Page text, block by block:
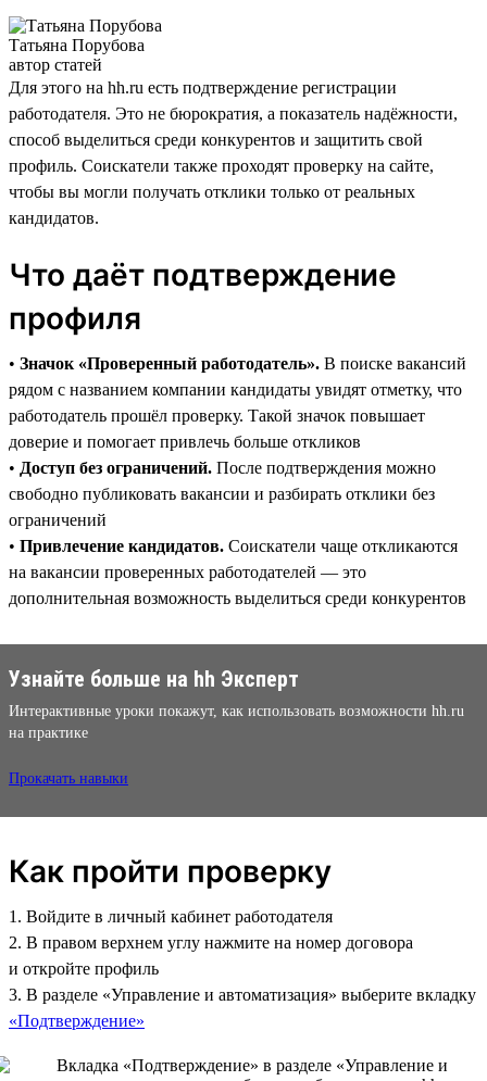
Татьяна Порубова
автор статей
Для этого на hh.ru есть подтверждение регистрации
работодателя. Это не бюрократия, а показатель надёжности,
способ выделиться среди конкурентов и защитить свой
профиль. Соискатели также проходят проверку на сайте,
чтобы вы могли получать отклики только от реальных
кандидатов.
Что даёт подтверждение
профиля
• Значок «Проверенный работодатель». В поиске вакансий
рядом с названием компании кандидаты увидят отметку, что
работодатель прошёл проверку. Такой значок повышает
доверие и помогает привлечь больше откликов
• Доступ без ограничений. После подтверждения можно
свободно публиковать вакансии и разбирать отклики без
ограничений
• Привлечение кандидатов. Соискатели чаще откликаются
на вакансии проверенных работодателей — это
дополнительная возможность выделиться среди конкурентов
Узнайте больше на hh Эксперт
Интерактивные уроки покажут, как использовать возможности hh.ru
на практике
Прокачать навыки
Как пройти проверку
1. Войдите в личный кабинет работодателя
2. В правом верхнем углу нажмите на номер договора
и откройте профиль
3. В разделе «Управление и автоматизация» выберите вкладку
«Подтверждение»